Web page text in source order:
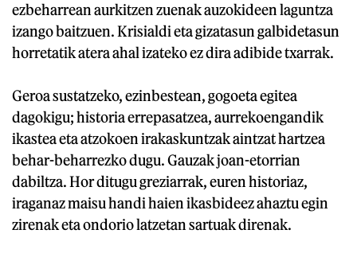
ezbeharrean aurkitzen zuenak auzokideen laguntza
izango baitzuen. Krisialdi eta gizatasun galbidetasun
horretatik atera ahal izateko ez dira adibide txarrak.
Geroa sustatzeko, ezinbestean, gogoeta egitea
dagokigu; historia errepasatzea, aurrekoengandik
ikastea eta atzokoen irakaskuntzak aintzat hartzea
behar-beharrezko dugu. Gauzak joan-etorrian
dabiltza. Hor ditugu greziarrak, euren historiaz,
iraganaz maisu handi haien ikasbideez ahaztu egin
zirenak eta ondorio latzetan sartuak direnak.